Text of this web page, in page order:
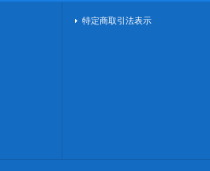
特定商取引法表示